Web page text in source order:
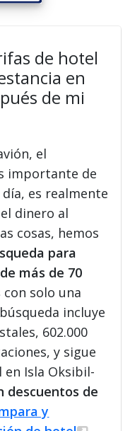
de hotel
en
de mi
el
importante de
es realmente
dinero al
cosas, hemos
para
más de 70
con solo una
incluye
602.000
y sigue
en Isla Oksibil-
descuentos de
y